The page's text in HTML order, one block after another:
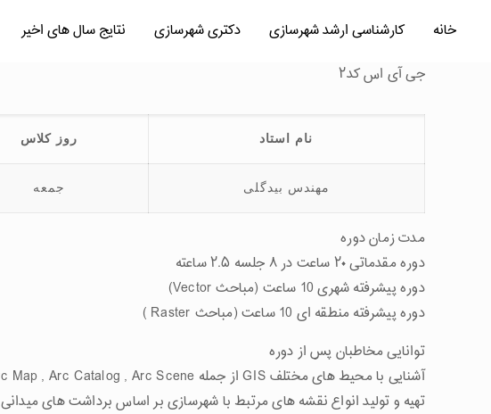
خانه کارشناسی ارشد شهرسازی دکتری شهرسازی نتایج سال های اخیر
جی آی اس کد۲
نام استاد روز کلاس
مهندس بیدگلی جمعه
مدت زمان دوره
دوره مقدماتی ۲۰ ساعت در ۸ جلسه ۲.۵ ساعته
دوره پیشرفته شهری 10 ساعت (مباحث Vector)
دوره پیشرفته منطقه ای 10 ساعت (مباحث Raster )
توانایی مخاطبان پس از دوره
آشنایی با محیط های مختلف GIS از جمله Arc Map , Arc Catalog , Arc Scene
تهیه و تولید انواع نقشه های مرتبط با شهرسازی بر اساس برداشت های میدانی